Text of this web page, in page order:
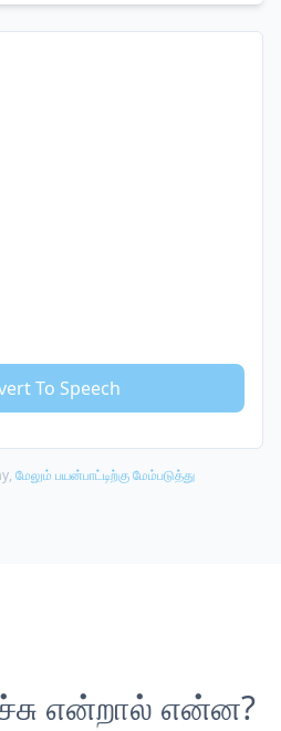
To Speech
மேலும் பயன்பாட்டிற்கு மேம்படுத்து
என்றால் என்ன?